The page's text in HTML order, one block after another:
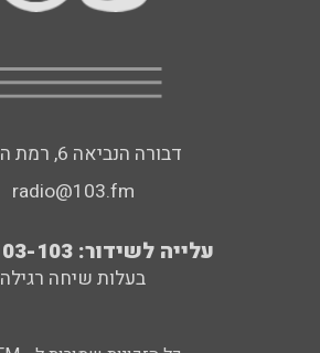
דבורה הנביאה 6, רמת השרון
radio@103.fm
עלייה לשידור: 0552-103-103
בעלות שיחה רגילה